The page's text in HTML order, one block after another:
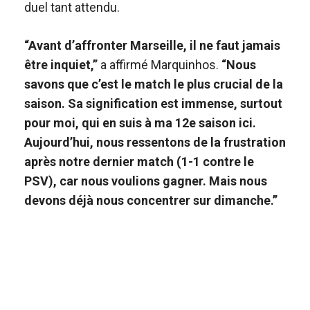
duel tant attendu.
“Avant d’affronter Marseille, il ne faut jamais
être inquiet,” a affirmé Marquinhos. “Nous
savons que c’est le match le plus crucial de la
saison. Sa signification est immense, surtout
pour moi, qui en suis à ma 12e saison ici.
Aujourd’hui, nous ressentons de la frustration
après notre dernier match (1-1 contre le
PSV), car nous voulions gagner. Mais nous
devons déjà nous concentrer sur dimanche.”